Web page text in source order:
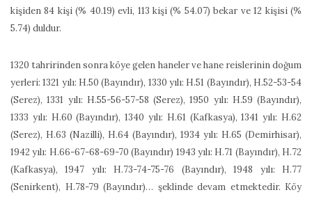
kişiden 84 kişi (% 40.19) evli, 113 kişi (% 54.07) bekar ve 12 kişisi (%
5.74) duldur.
1320 tahririnden sonra köye gelen haneler ve hane reislerinin doğum
yerleri: 1321 yılı: H.50 (Bayındır), 1330 yılı: H.51 (Bayındır), H.52-53-54
(Serez), 1331 yılı: H.55-56-57-58 (Serez), 1950 yılı: H.59 (Bayındır),
1333 yılı: H.60 (Bayındır), 1340 yılı: H.61 (Kafkasya), 1341 yılı: H.62
(Serez), H.63 (Nazilli), H.64 (Bayındır), 1934 yılı: H.65 (Demirhisar),
1942 yılı: H.66-67-68-69-70 (Bayındır) 1943 yılı: H.71 (Bayındır), H.72
(Kafkasya), 1947 yılı: H.73-74-75-76 (Bayındır), 1948 yılı: H.77
(Senirkent), H.78-79 (Bayındır)… şeklinde devam etmektedir. Köy